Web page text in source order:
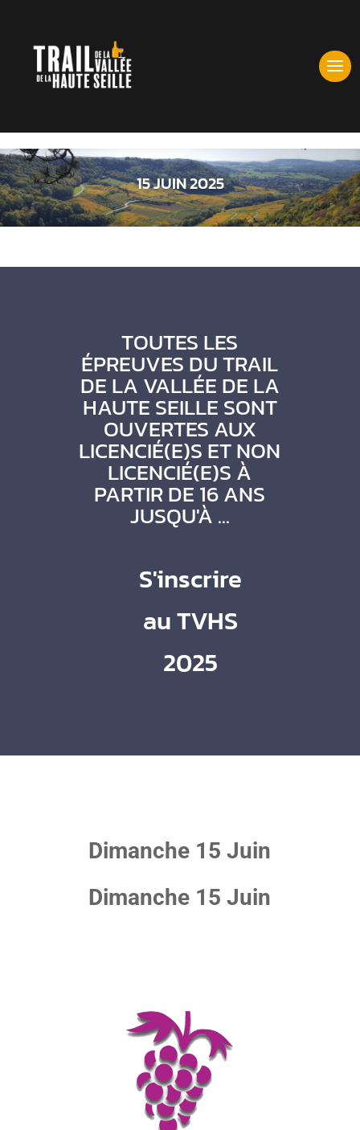
15 JUIN 2025
TOUTES LES
ÉPREUVES DU TRAIL
DE LA VALLÉE DE LA
HAUTE SEILLE SONT
OUVERTES AUX
LICENCIÉ(E)S ET NON
LICENCIÉ(E)S À
PARTIR DE 16 ANS
JUSQU'À ...
S'inscrire
au TVHS
2025
Dimanche 15 Juin
Dimanche 15 Juin